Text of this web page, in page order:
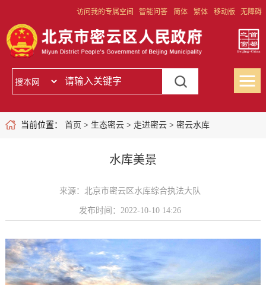
访问我的专属空间 智能问答 简体 繁体 移动版 无障碍
当前位置： 首页 > 生态密云> 走进密云> 密云水库
水库美景
来源：北京市密云区水库综合执法大队
发布时间：2022-10-10 14:26